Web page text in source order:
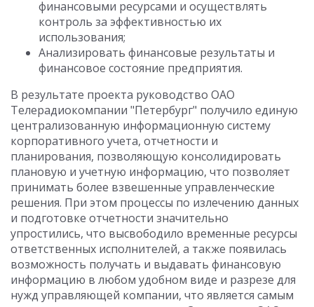
финансовыми ресурсами и осуществлять
контроль за эффективностью их
использования;
Анализировать финансовые результаты и
финансовое состояние предприятия.
В результате проекта руководство ОАО
Телерадиокомпании "Петербург" получило единую
централизованную информационную систему
корпоративного учета, отчетности и
планирования, позволяющую консолидировать
плановую и учетную информацию, что позволяет
принимать более взвешенные управленческие
решения. При этом процессы по излечению данных
и подготовке отчетности значительно
упростились, что высвободило временные ресурсы
ответственных исполнителей, а также появилась
возможность получать и выдавать финансовую
информацию в любом удобном виде и разрезе для
нужд управляющей компании, что является самым